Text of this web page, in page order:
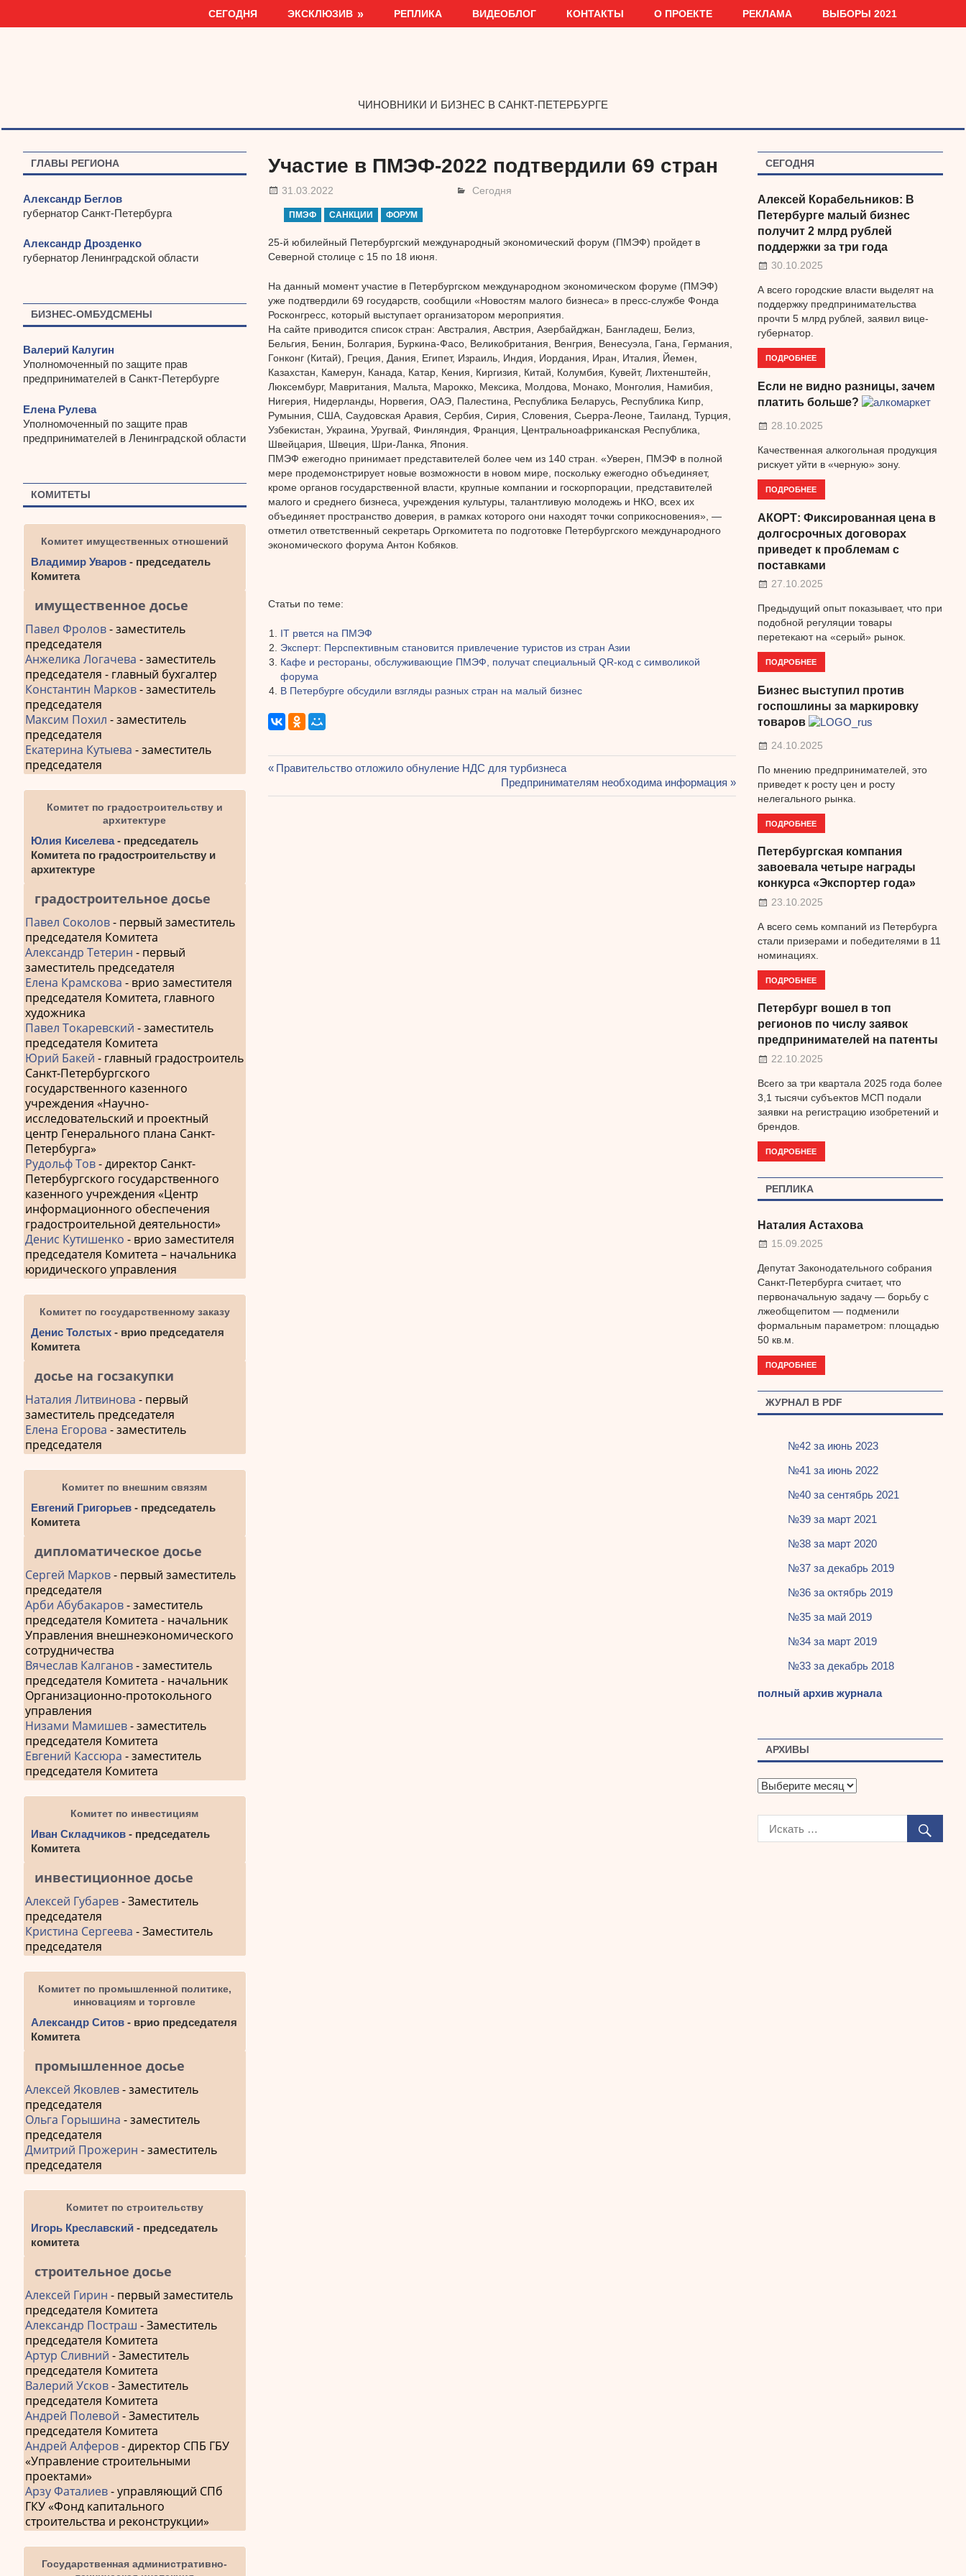
СЕГОДНЯ ЭКСКЛЮЗИВ РЕПЛИКА ВИДЕОБЛОГ КОНТАКТЫ О ПРОЕКТЕ РЕКЛАМА ВЫБОРЫ 2021
ЧИНОВНИКИ И БИЗНЕС В САНКТ-ПЕТЕРБУРГЕ
Участие в ПМЭФ-2022 подтвердили 69 стран
31.03.2022 Сегодня
ПМЭФ САНКЦИИ ФОРУМ
25-й юбилейный Петербургский международный экономический форум (ПМЭФ) пройдет в
Северной столице с 15 по 18 июня.
На данный момент участие в Петербургском международном экономическом форуме (ПМЭФ)
уже подтвердили 69 государств, сообщили «Новостям малого бизнеса» в пресс-службе Фонда
Росконгресс, который выступает организатором мероприятия.
На сайте приводится список стран: Австралия, Австрия, Азербайджан, Бангладеш, Белиз,
Бельгия, Бенин, Болгария, Буркина-Фасо, Великобритания, Венгрия, Венесуэла, Гана, Германия,
Гонконг (Китай), Греция, Дания, Египет, Израиль, Индия, Иордания, Иран, Италия, Йемен,
Казахстан, Камерун, Канада, Катар, Кения, Киргизия, Китай, Колумбия, Кувейт, Лихтенштейн,
Люксембург, Мавритания, Мальта, Марокко, Мексика, Молдова, Монако, Монголия, Намибия,
Нигерия, Нидерланды, Норвегия, ОАЭ, Палестина, Республика Беларусь, Республика Кипр,
Румыния, США, Саудовская Аравия, Сербия, Сирия, Словения, Сьерра-Леоне, Таиланд, Турция,
Узбекистан, Украина, Уругвай, Финляндия, Франция, Центральноафриканская Республика,
Швейцария, Швеция, Шри-Ланка, Япония.
ПМЭФ ежегодно принимает представителей более чем из 140 стран. «Уверен, ПМЭФ в полной
мере продемонстрирует новые возможности в новом мире, поскольку ежегодно объединяет,
кроме органов государственной власти, крупные компании и госкорпорации, представителей
малого и среднего бизнеса, учреждения культуры, талантливую молодежь и НКО, всех их
объединяет пространство доверия, в рамках которого они находят точки соприкосновения», —
отметил ответственный секретарь Оргкомитета по подготовке Петербургского международного
экономического форума Антон Кобяков.
Статьи по теме:
IT рвется на ПМЭФ
Эксперт: Перспективным становится привлечение туристов из стран Азии
Кафе и рестораны, обслуживающие ПМЭФ, получат специальный QR-код с символикой
форума
В Петербурге обсудили взгляды разных стран на малый бизнес
Предыдущая
Правительство отложило обнуление НДС для турбизнеса
Следующая
запись:
Предпринимателям необходима информация
ГЛАВЫ РЕГИОНА
Александр Беглов
губернатор Санкт-Петербурга
Александр Дрозденко
губернатор Ленинградской области
БИЗНЕС-ОМБУДСМЕНЫ
Валерий Калугин
Уполномоченный по защите прав
предпринимателей в Санкт-Петербурге
Елена Рулева
Уполномоченный по защите прав
предпринимателей в Ленинградской области
КОМИТЕТЫ
Комитет имущественных отношений
Владимир Уваров - председатель
Комитета
имущественное досье
Павел Фролов- заместитель
председателя
Анжелика Логачева - заместитель
председателя - главный бухгалтер
Константин Марков- заместитель
председателя
Максим Похил - заместитель
председателя
Екатерина Кутыева - заместитель
председателя
Комитет по градостроительству и
архитектуре
Юлия Киселева- председатель
Комитета по градостроительству и
архитектуре
градостроительное досье
Павел Соколов- первый заместитель
председателя Комитета
Александр Тетерин - первый
заместитель председателя
Елена Крамскова - врио заместителя
председателя Комитета, главного
художника
Павел Токаревский - заместитель
председателя Комитета
Юрий Бакей - главный градостроитель
Санкт-Петербургского
государственного казенного
учреждения «Научно-
исследовательский и проектный
центр Генерального плана Санкт-
Петербурга»
Рудольф Тов- директор Санкт-
Петербургского государственного
казенного учреждения «Центр
информационного обеспечения
градостроительной деятельности»
Денис Кутишенко - врио заместителя
председателя Комитета – начальника
юридического управления
Комитет по государственному заказу
Денис Толстых - врио председателя
Комитета
досье на госзакупки
Наталия Литвинова - первый
заместитель председателя
Елена Егорова - заместитель
председателя
Комитет по внешним связям
Евгений Григорьев - председатель
Комитета
дипломатическое досье
Сергей Марков- первый заместитель
председателя
Арби Абубакаров- заместитель
председателя Комитета - начальник
Управления внешнеэкономического
сотрудничества
Вячеслав Калганов- заместитель
председателя Комитета - начальник
Организационно-протокольного
управления
Низами Мамишев- заместитель
председателя Комитета
Евгений Кассюра - заместитель
председателя Комитета
Комитет по инвестициям
Иван Складчиков - председатель
Комитета
инвестиционное досье
Алексей Губарев- Заместитель
председателя
Кристина Сергеева - Заместитель
председателя
Комитет по промышленной политике,
инновациям и торговле
Александр Ситов - врио председателя
Комитета
промышленное досье
Алексей Яковлев- заместитель
председателя
Ольга Горышина - заместитель
председателя
Дмитрий Прожерин - заместитель
председателя
Комитет по строительству
Игорь Креславский - председатель
комитета
строительное досье
Алексей Гирин - первый заместитель
председателя Комитета
Александр Постраш - Заместитель
председателя Комитета
Артур Сливний - Заместитель
председателя Комитета
Валерий Усков- Заместитель
председателя Комитета
Андрей Полевой - Заместитель
председателя Комитета
Андрей Алферов- директор СПБ ГБУ
«Управление строительными
проектами»
Арзу Фаталиев- управляющий СПб
ГКУ «Фонд капитального
строительства и реконструкции»
Государственная административно-
СЕГОДНЯ
Алексей Корабельников: В
Петербурге малый бизнес
получит 2 млрд рублей
поддержки за три года
30.10.2025
А всего городские власти выделят на
поддержку предпринимательства
прочти 5 млрд рублей, заявил вице-
губернатор.
ПОДРОБНЕЕ
Если не видно разницы, зачем
платить больше?
28.10.2025
Качественная алкогольная продукция
рискует уйти в «черную» зону.
ПОДРОБНЕЕ
АКОРТ: Фиксированная цена в
долгосрочных договорах
приведет к проблемам с
поставками
27.10.2025
Предыдущий опыт показывает, что при
подобной регуляции товары
перетекают на «серый» рынок.
ПОДРОБНЕЕ
Бизнес выступил против
госпошлины за маркировку
товаров
24.10.2025
По мнению предпринимателей, это
приведет к росту цен и росту
нелегального рынка.
ПОДРОБНЕЕ
Петербургская компания
завоевала четыре награды
конкурса «Экспортер года»
23.10.2025
А всего семь компаний из Петербурга
стали призерами и победителями в 11
номинациях.
ПОДРОБНЕЕ
Петербург вошел в топ
регионов по числу заявок
предпринимателей на патенты
22.10.2025
Всего за три квартала 2025 года более
3,1 тысячи субъектов МСП подали
заявки на регистрацию изобретений и
брендов.
ПОДРОБНЕЕ
РЕПЛИКА
Наталия Астахова
15.09.2025
Депутат Законодательного собрания
Санкт-Петербурга считает, что
первоначальную задачу — борьбу с
лжеобщепитом — подменили
формальным параметром: площадью
50 кв.м.
ПОДРОБНЕЕ
ЖУРНАЛ В PDF
№42 за июнь 2023
№41 за июнь 2022
№40 за сентябрь 2021
№39 за март 2021
№38 за март 2020
№37 за декабрь 2019
№36 за октябрь 2019
№35 за май 2019
№34 за март 2019
№33 за декабрь 2018
полный архив журнала
АРХИВЫ
А
х
в